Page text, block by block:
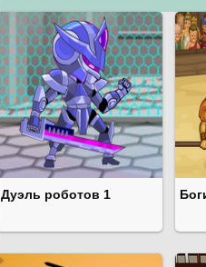
Дуэль роботов 1